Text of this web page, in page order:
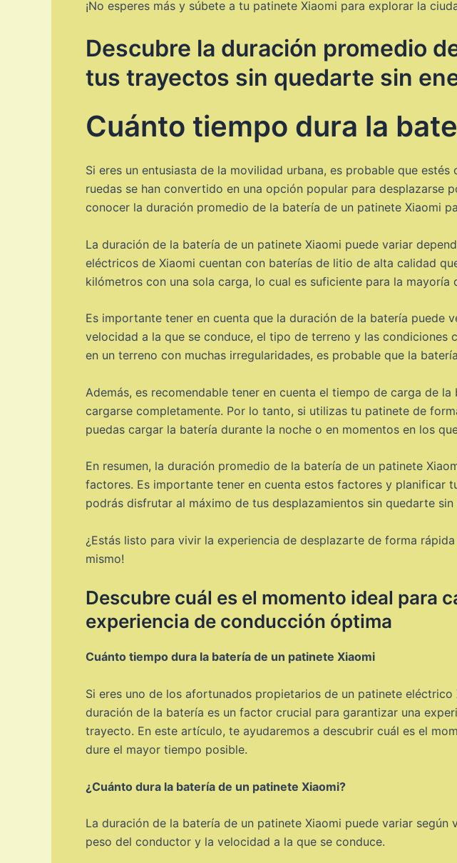
¡No esperes más y súbete a tu patinete Xiaomi para explorar la
Descubre la duración promedio
tus trayectos sin quedarte sin
Cuánto tiempo dura la
Si eres un entusiasta de la movilidad urbana, es probable que
ruedas se han convertido en una opción popular para
conocer la duración promedio de la batería de un patinete Xiaomi
La duración de la batería de un patinete Xiaomi puede variar
eléctricos de Xiaomi cuentan con baterías de litio de alta calidad
kilómetros con una sola carga, lo cual es suficiente para la mayoría
Es importante tener en cuenta que la duración de la batería
velocidad a la que se conduce, el tipo de terreno y las condiciones
en un terreno con muchas irregularidades, es probable que la
Además, es recomendable tener en cuenta el tiempo de carga de
cargarse completamente. Por lo tanto, si utilizas tu patinete de
puedas cargar la batería durante la noche o en momentos en los
En resumen, la duración promedio de la batería de un patinete
factores. Es importante tener en cuenta estos factores y planificar
podrás disfrutar al máximo de tus desplazamientos sin quedarte sin
¿Estás listo para vivir la experiencia de desplazarte de forma
mismo!
Descubre cuál es el momento ideal para
experiencia de conducción óptima
Cuánto tiempo dura la batería de un patinete Xiaomi
Si eres uno de los afortunados propietarios de un patinete
duración de la batería es un factor crucial para garantizar una
trayecto. En este artículo, te ayudaremos a descubrir cuál es el
dure el mayor tiempo posible.
¿Cuánto dura la batería de un patinete Xiaomi?
La duración de la batería de un patinete Xiaomi puede variar
peso del conductor y la velocidad a la que se conduce.